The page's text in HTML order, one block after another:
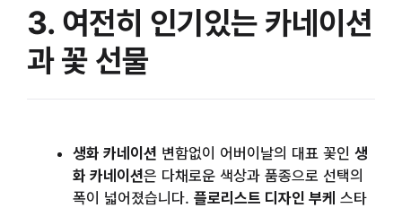
3. 여전히 인기있는 카네이션
과 꽃 선물
생화 카네이션 변함없이 어버이날의 대표 꽃인 생
화 카네이션은 다채로운 색상과 품종으로 선택의
폭이 넓어졌습니다. 플로리스트 디자인 부케 스타